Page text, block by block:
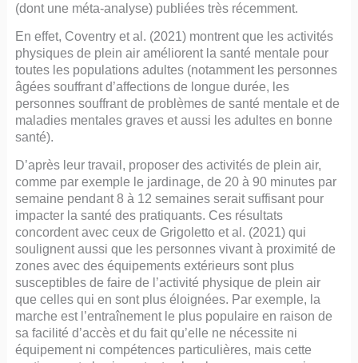
(dont une méta-analyse) publiées très récemment.
En effet, Coventry et al. (2021) montrent que les activités
physiques de plein air améliorent la santé mentale pour
toutes les populations adultes (notamment les personnes
âgées souffrant d’affections de longue durée, les
personnes souffrant de problèmes de santé mentale et de
maladies mentales graves et aussi les adultes en bonne
santé).
D’après leur travail, proposer des activités de plein air,
comme par exemple le jardinage, de 20 à 90 minutes par
semaine pendant 8 à 12 semaines serait suffisant pour
impacter la santé des pratiquants. Ces résultats
concordent avec ceux de Grigoletto et al. (2021) qui
soulignent aussi que les personnes vivant à proximité de
zones avec des équipements extérieurs sont plus
susceptibles de faire de l’activité physique de plein air
que celles qui en sont plus éloignées. Par exemple, la
marche est l’entraînement le plus populaire en raison de
sa facilité d’accès et du fait qu’elle ne nécessite ni
équipement ni compétences particulières, mais cette